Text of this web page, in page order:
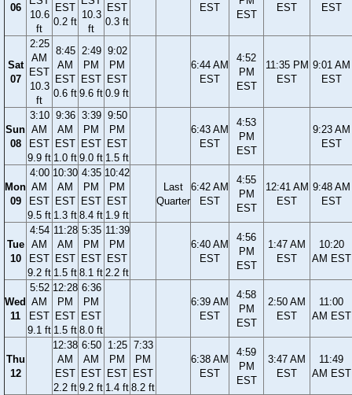
06
10.6
ft
EST
0.2 ft
10.3
ft
EST
0.3 ft
EST
EST
EST EST
Sat
07
2:25
AM
EST
10.3
ft
8:45
AM
EST
0.6 ft
2:49
PM
EST
9.6 ft
9:02
PM
EST
0.9 ft
6:44 AM
EST
4:52
PM
EST
11:35 PM
EST
9:01 AM
EST
Sun
08
3:10
AM
EST
9.9 ft
9:36
AM
EST
1.0 ft
3:39
PM
EST
9.0 ft
9:50
PM
EST
1.5 ft
6:43 AM
EST
4:53
PM
EST
9:23 AM
EST
Mon
09
4:00
AM
EST
9.5 ft
10:30
AM
EST
1.3 ft
4:35
PM
EST
8.4 ft
10:42
PM
EST
1.9 ft
Last
Quarter
6:42 AM
EST
4:55
PM
EST
12:41 AM
EST
9:48 AM
EST
Tue
10
4:54
AM
EST
9.2 ft
11:28
AM
EST
1.5 ft
5:35
PM
EST
8.1 ft
11:39
PM
EST
2.2 ft
6:40 AM
EST
4:56
PM
EST
1:47 AM
EST
10:20
AM EST
Wed
11
5:52
AM
EST
9.1 ft
12:28
PM
EST
1.5 ft
6:36
PM
EST
8.0 ft
6:39 AM
EST
4:58
PM
EST
2:50 AM
EST
11:00
AM EST
Thu
12
12:38
AM
EST
2.2 ft
6:50
AM
EST
9.2 ft
1:25
PM
EST
1.4 ft
7:33
PM
EST
8.2 ft
6:38 AM
EST
4:59
PM
EST
3:47 AM
EST
11:49
AM EST